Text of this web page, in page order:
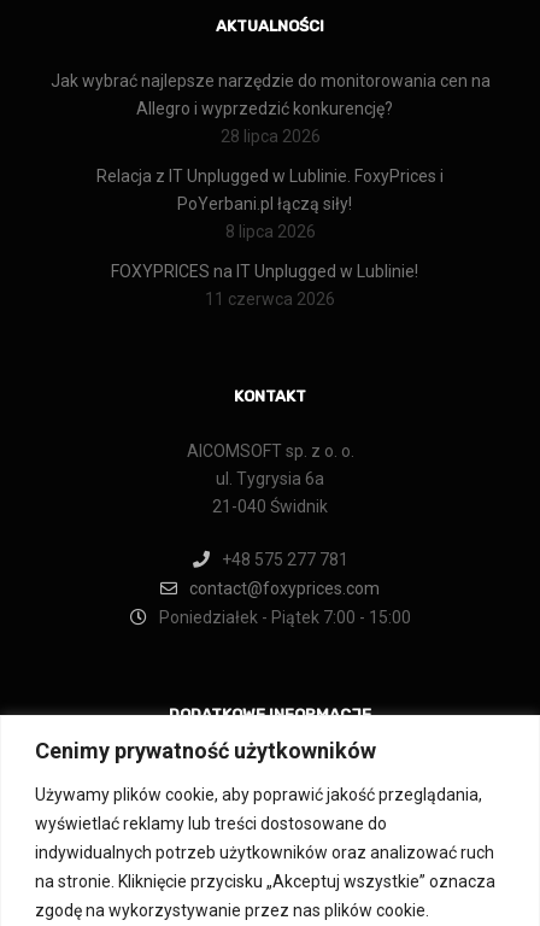
Cenimy prywatność użytkowników
Używamy plików cookie, aby poprawić jakość przeglądania,
wyświetlać reklamy lub treści dostosowane do
indywidualnych potrzeb użytkowników oraz analizować ruch
na stronie. Kliknięcie przycisku „Akceptuj wszystkie” oznacza
zgodę na wykorzystywanie przez nas plików cookie.
AKTUALNOŚCI
Jak wybrać najlepsze narzędzie do monitorowania cen na
Allegro i wyprzedzić konkurencję?
28 lipca 2026
Relacja z IT Unplugged w Lublinie. FoxyPrices i
PoYerbani.pl łączą siły!
8 lipca 2026
FOXYPRICES na IT Unplugged w Lublinie!
11 czerwca 2026
KONTAKT
AICOMSOFT sp. z o. o.
ul. Tygrysia 6a
21-040 Świdnik
+48 575 277 781
contact@foxyprices.com
Poniedziałek - Piątek 7:00 - 15:00
DODATKOWE INFORMACJE
Regulamin
Regulamin świadczenia usługi newslettera
Regulamin aplikacji IdoSell
Polityka prywatności
Oświadczenie o dostępności
FAQ